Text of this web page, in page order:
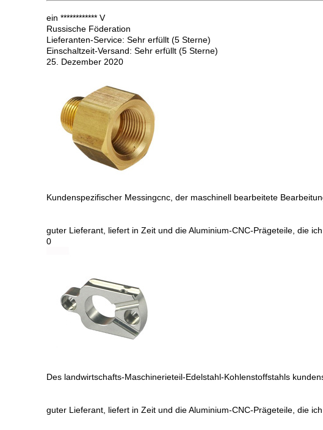
ein ************ V
Russische Föderation
Lieferanten-Service: Sehr erfüllt (5 Sterne)
Einschaltzeit-Versand: Sehr erfüllt (5 Sterne)
25. Dezember 2020
Kundenspezifischer Messingcnc, der maschinell bearbeitete
guter Lieferant, liefert in Zeit und die Aluminium-CNC-Prägeteile, die
0
Des landwirtschafts-Maschinerieteil-Edelstahl-Kohlenstoffstahls
guter Lieferant, liefert in Zeit und die Aluminium-CNC-Prägeteile, die